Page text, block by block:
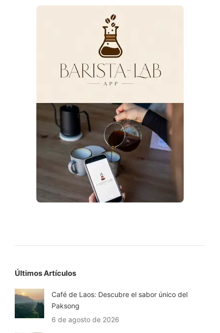
Últimos Artículos
Café de Laos: Descubre el sabor único del
Paksong
6 de agosto de 2026